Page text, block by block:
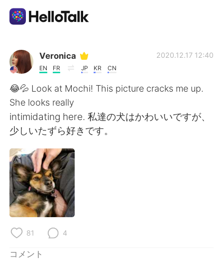
語学交換アプリ
AI Grammar Checker
日本語
English
繁體中文
العربية
Deutsch
Русский
Veronica
EN FR JP KR CN
2020.12.17 12:40
😂💦 Look at Mochi! This picture cracks me up.
She looks really
intimidating here. 私達の犬はかわいいですが、
少しいたずら好きです。
81 4
コメント